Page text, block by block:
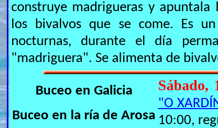
construye madrigueras y apuntala
los bivalvos que se come. Es
nocturnas, durante el día
"madriguera". Se alimenta de
Buceo en Galicia
Buceo en la ría de Arosa
Sábado,
"O
10:00,